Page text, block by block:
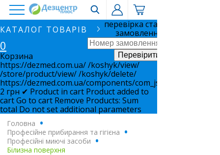
КАТАЛОГ ТОВАРІВ
перевірка статусу
замовлення
0
Корзина
https://dezmed.com.ua//koshyk/view/
/store/product/view//koshyk/delete/
https://dezmed.com.ua/components/com_jshopping/files/
2 грн ✔ Product in cart Product added to
cartGo to cart Remove Products: Sum
total Do not set additional parameters
Головна
.
Професійне прибирання та гігієна
.
Професійні миючі засоби
.
Білизна поверхня